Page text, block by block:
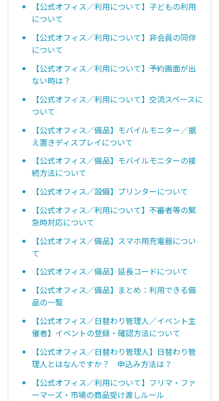
【公式オフィス／利用について】子どもの利用
について
【公式オフィス／利用について】非会員の同伴
について
【公式オフィス／利用について】予約画面が出
ない時は？
【公式オフィス／利用について】交流スペースに
ついて
【公式オフィス／備品】モバイルモニター／据
え置きディスプレイについて
【公式オフィス／備品】モバイルモニターの接
続方法について
【公式オフィス／設備】プリンターについて
【公式オフィス／利用について】不審者等の緊
急時対応について
【公式オフィス／備品】スマホ用充電器につい
て
【公式オフィス／備品】延長コードについて
【公式オフィス／備品】まとめ：利用できる備
品の一覧
【公式オフィス／日替わり管理人／イベント主
催者】イベントの登録・確認方法について
【公式オフィス／日替わり管理人】日替わり管
理人とはなんですか？ 申込み方法は？
【公式オフィス／利用について】フリマ・ファ
ーマーズ・市場の商品受け渡しルール